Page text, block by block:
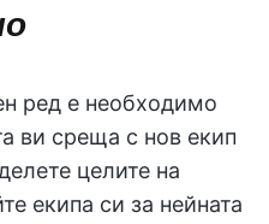
ред е необходимо
ви среща с нов екип
целите на
екипа си за нейната